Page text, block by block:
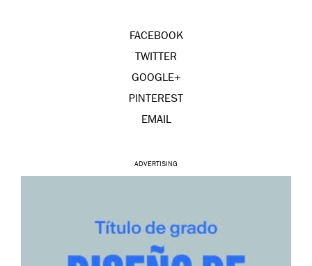
FACEBOOK
TWITTER
GOOGLE+
PINTEREST
EMAIL
ADVERTISING